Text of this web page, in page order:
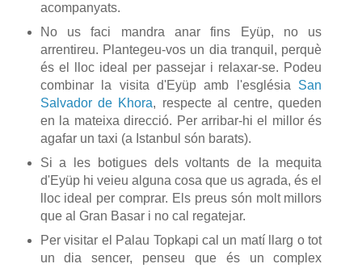
acompanyats.
No us faci mandra anar fins Eyüp, no us
arrentireu. Plantegeu-vos un dia tranquil, perquè
és el lloc ideal per passejar i relaxar-se. Podeu
combinar la visita d'Eyüp amb l'església San
Salvador de Khora, respecte al centre, queden
en la mateixa direcció. Per arribar-hi el millor és
agafar un taxi (a Istanbul són barats).
Si a les botigues dels voltants de la mequita
d'Eyüp hi veieu alguna cosa que us agrada, és el
lloc ideal per comprar. Els preus són molt millors
que al Gran Basar i no cal regatejar.
Per visitar el Palau Topkapi cal un matí llarg o tot
un dia sencer, penseu que és un complex